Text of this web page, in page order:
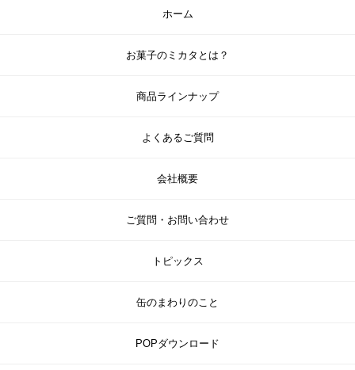
ホーム
お菓子のミカタとは？
商品ラインナップ
よくあるご質問
会社概要
ご質問・お問い合わせ
トピックス
缶のまわりのこと
POPダウンロード